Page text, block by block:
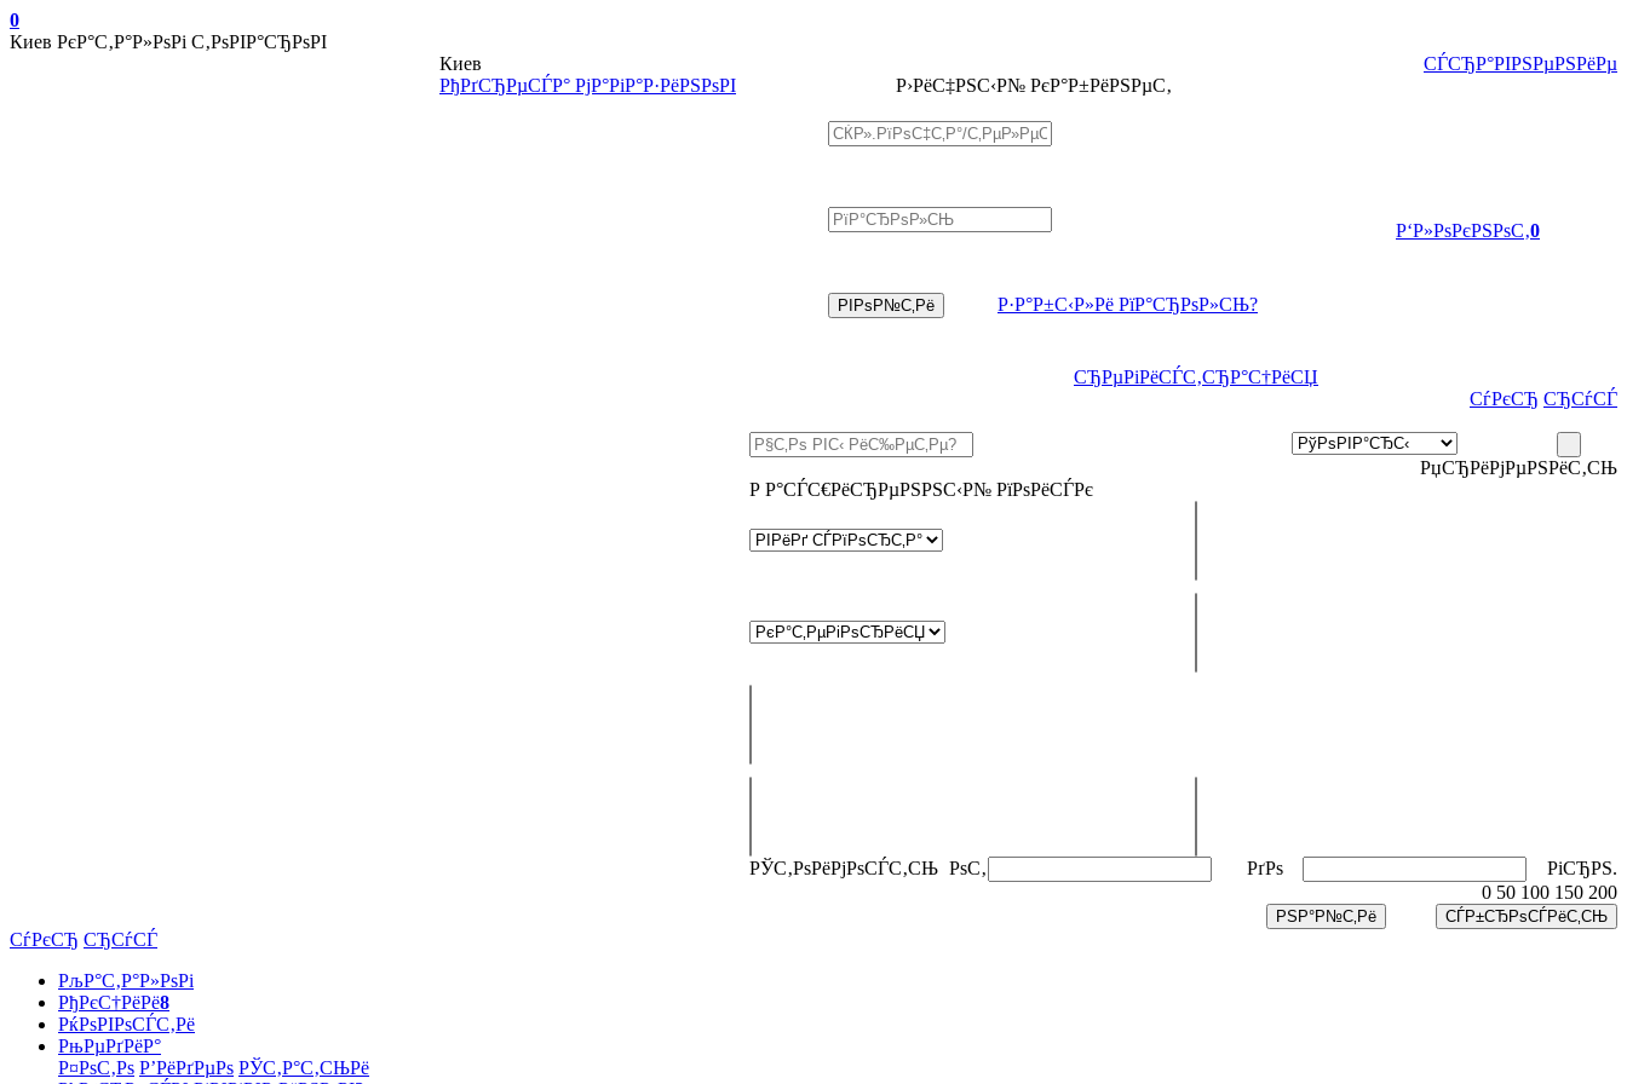
0
Киев РєР°С‚Р°Р»РѕРі С‚РѕРІР°СЂРѕРІ
Киев
РђРґСЂРµСЃР° РјР°РіР°Р·РёРЅРѕРІ
СЃСЂР°РІРЅРµРЅРёРµ
Р›РёС‡РЅС‹Р№ РєР°Р±РёРЅРµС‚
Р·Р°Р±С‹Р»Рё РїР°СЂРѕР»СЊ?
СЂРµРіРёСЃС‚СЂР°С†РёСЏ
Р‘Р»РѕРєРЅРѕС‚0
СѓРєСЂ СЂСѓСЃ
РџСЂРёРјРµРЅРёС‚СЊ
Р Р°СЃС€РёСЂРµРЅРЅС‹Р№ РїРѕРёСЃРє
РЎС‚РѕРёРјРѕСЃС‚СЊ РѕС‚ РґРѕ
РіСЂРЅ.
0 50 100 150 200
СѓРєСЂ СЂСѓСЃ
РљР°С‚Р°Р»РѕРі
РђРєС†РёРё8
РќРѕРІРѕСЃС‚Рё
РњРµРґРёР°
Р¤РѕС‚Рѕ Р’РёРґРµРѕ РЎС‚Р°С‚СЊРё